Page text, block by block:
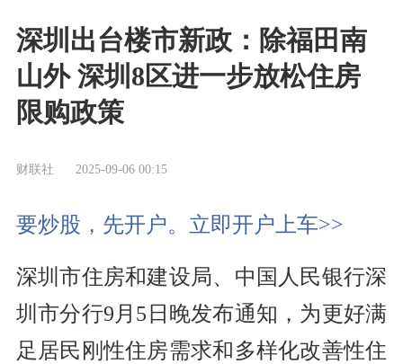
深圳出台楼市新政：除福田南
山外 深圳8区进一步放松住房
限购政策
财联社 2025-09-06 00:15
要炒股，先开户。立即开户上车>>
深圳市住房和建设局、中国人民银行深
圳市分行9月5日晚发布通知，为更好满
足居民刚性住房需求和多样化改善性住